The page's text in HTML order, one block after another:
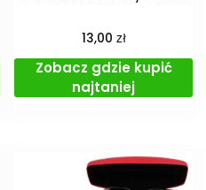
13,00 zł
Zobacz gdzie kupić
najtaniej